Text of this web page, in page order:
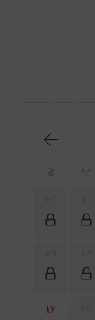
پ ج
16